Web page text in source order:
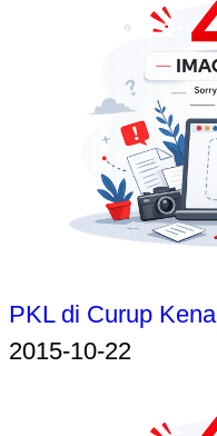
PKL di Curup Kena
2015-10-22